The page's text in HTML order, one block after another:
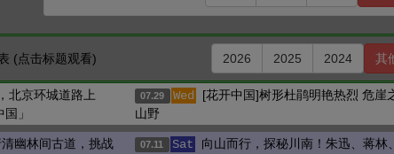
(点击标题观看) 2026 2025 2024 其
北京环城道路上
」
07.29 Wed
[花开中国]树形杜鹃明艳热烈 危崖
山野
幽林间古道，挑战
07.11 Sat
向山而行，探秘川南！朱迅、蒋林